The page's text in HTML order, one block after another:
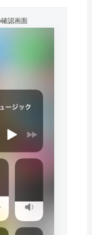
認画面